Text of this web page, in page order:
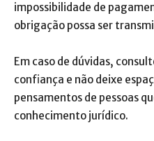
impossibilidade de
obrigação possa ser
Em caso de dúvidas,
confiança e não deixe
pensamentos de pessoas
conhecimento jurídico.